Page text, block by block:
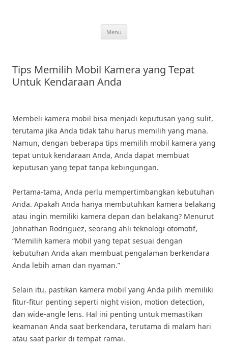
Menu
Tips Memilih Mobil Kamera yang Tepat
Untuk Kendaraan Anda
Membeli kamera mobil bisa menjadi keputusan yang sulit,
terutama jika Anda tidak tahu harus memilih yang mana.
Namun, dengan beberapa tips memilih mobil kamera yang
tepat untuk kendaraan Anda, Anda dapat membuat
keputusan yang tepat tanpa kebingungan.
Pertama-tama, Anda perlu mempertimbangkan kebutuhan
Anda. Apakah Anda hanya membutuhkan kamera belakang
atau ingin memiliki kamera depan dan belakang? Menurut
Johnathan Rodriguez, seorang ahli teknologi otomotif,
“Memilih kamera mobil yang tepat sesuai dengan
kebutuhan Anda akan membuat pengalaman berkendara
Anda lebih aman dan nyaman.”
Selain itu, pastikan kamera mobil yang Anda pilih memiliki
fitur-fitur penting seperti night vision, motion detection,
dan wide-angle lens. Hal ini penting untuk memastikan
keamanan Anda saat berkendara, terutama di malam hari
atau saat parkir di tempat ramai.